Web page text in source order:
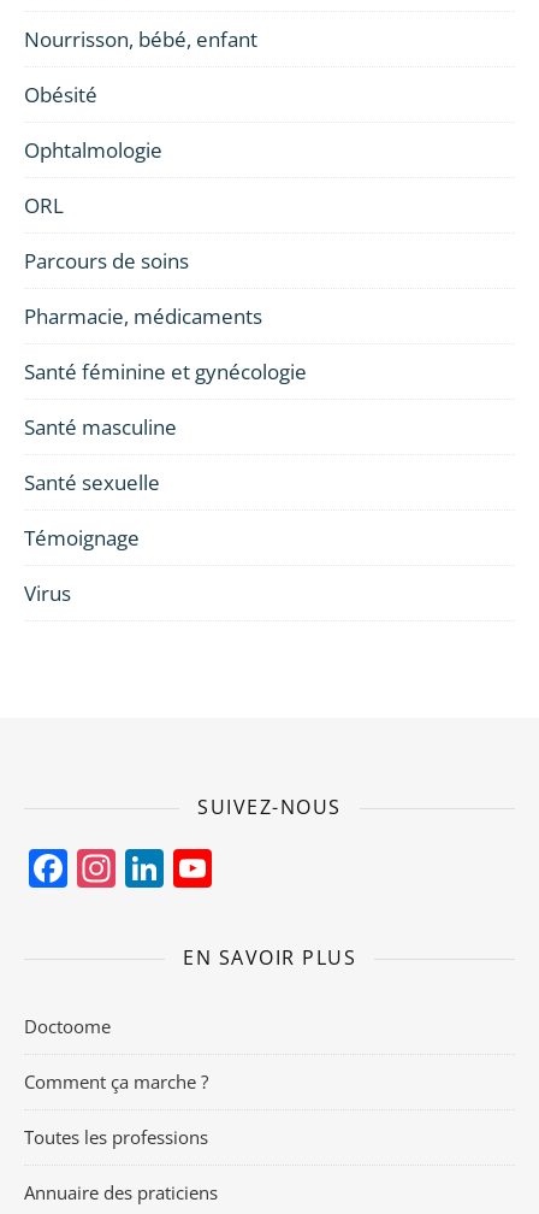
Nourrisson, bébé, enfant
Obésité
Ophtalmologie
ORL
Parcours de soins
Pharmacie, médicaments
Santé féminine et gynécologie
Santé masculine
Santé sexuelle
Témoignage
Virus
SUIVEZ-NOUS
Facebook
Instagram
LinkedIn
EN SAVOIR PLUS
Doctoome
Comment ça marche ?
Toutes les professions
Annuaire des praticiens